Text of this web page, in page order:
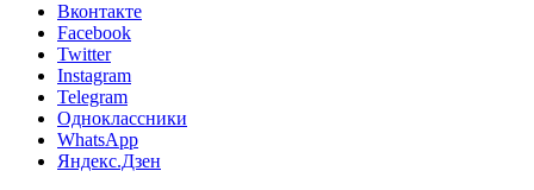
Вконтакте
Facebook
Twitter
Instagram
Telegram
Одноклассники
WhatsApp
Яндекс.Дзен